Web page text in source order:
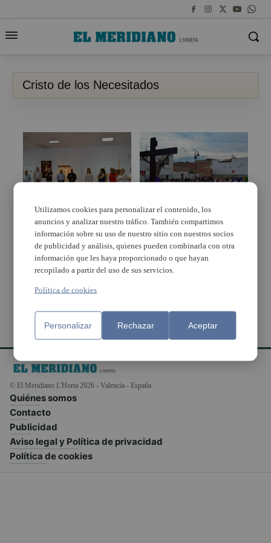
Cristo de los Necesitados
Aldaia inaugura la
exposición del 75
aniversario de la
imagen del Cristo de
los Necesitados
El Cristo de los
Necesitados visita el
Barrio del Cristo de
Aldaia
© El Meridiano L'Horta 2026 - Valencia - España
Quiénes somos
Contacto
Publicidad
Aviso legal y Política de privacidad
Política de cookies
Utilizamos cookies para personalizar el contenido, los
anuncios y analizar nuestro tráfico. También compartimos
información sobre su uso de nuestro sitio con nuestros socios
de publicidad y análisis, quienes pueden combinarla con otra
información que les haya proporcionado o que hayan
recopilado a partir del uso de sus servicios.
Política de cookies
Personalizar Rechazar Aceptar